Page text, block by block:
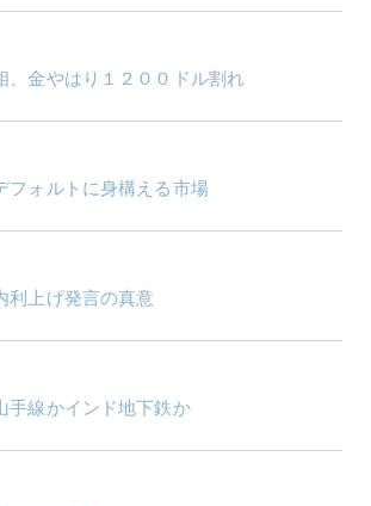
、金やはり１２００ドル割れ
フォルトに身構える市場
利上げ発言の真意
手線かインド地下鉄か